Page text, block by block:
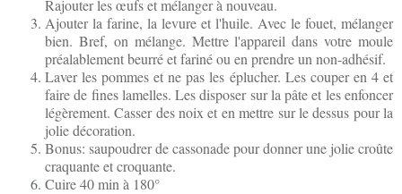
Rajouter les œufs et mélanger à nouveau.
Ajouter la farine, la levure et l'huile. Avec le fouet, mélanger
bien. Bref, on mélange. Mettre l'appareil dans votre moule
préalablement beurré et fariné ou en prendre un non-adhésif.
Laver les pommes et ne pas les éplucher. Les couper en 4 et
faire de fines lamelles. Les disposer sur la pâte et les enfoncer
légèrement. Casser des noix et en mettre sur le dessus pour la
jolie décoration.
Bonus: saupoudrer de cassonade pour donner une jolie croûte
craquante et croquante.
Cuire 40 min à 180°